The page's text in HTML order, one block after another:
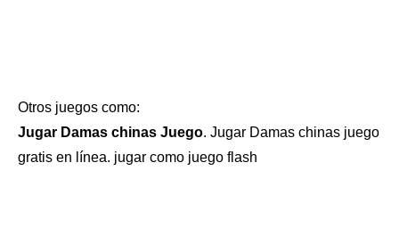
Otros juegos como:
Jugar Damas chinas Juego. Jugar Damas chinas juego
gratis en línea. jugar como juego flash